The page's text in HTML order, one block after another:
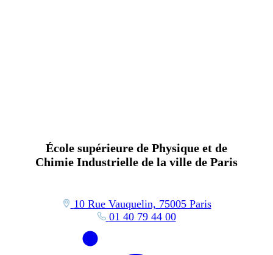
École supérieure de Physique et de
Chimie Industrielle de la ville de Paris
10 Rue Vauquelin, 75005 Paris
01 40 79 44 00